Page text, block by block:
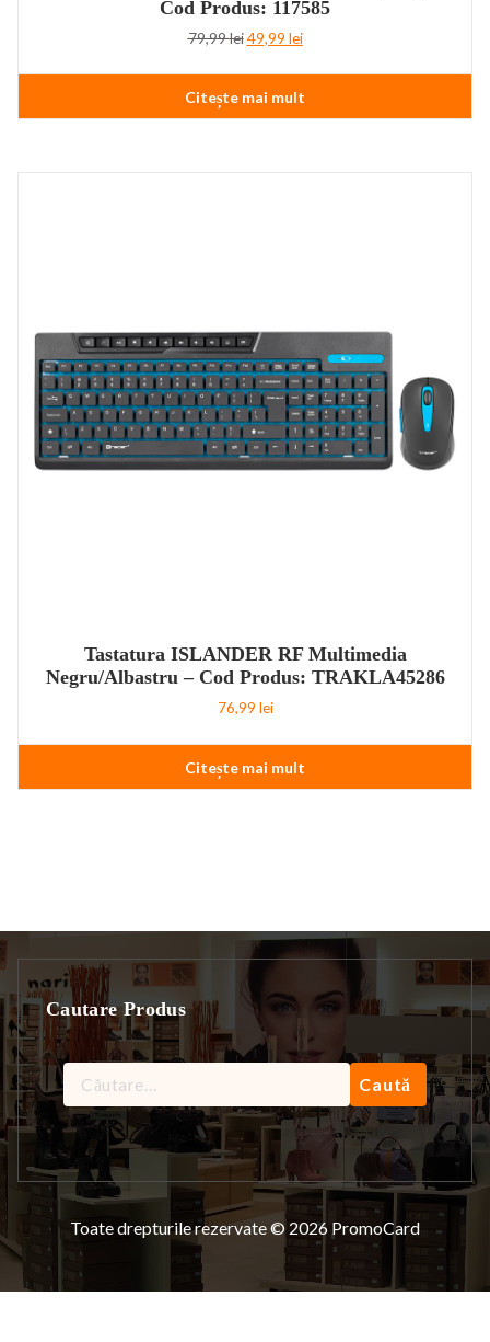
Cod Produs: 117585
79,99lei Prețul
a
fost:
79,99 lei.
49,99 leiPrețul
este:
49,99 lei.
Citește mai mult
Tastatura ISLANDER RF Multimedia
Negru/Albastru – Cod Produs: TRAKLA45286
76,99 lei
Citește mai mult
Cautare Produs
Caută
după:
Toate drepturile rezervate © 2026 PromoCard